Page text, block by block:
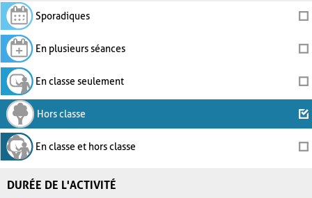
Sporadiques
En plusieurs séances
En classe seulement
Hors classe
En classe et hors classe
DURÉE DE L'ACTIVITÉ